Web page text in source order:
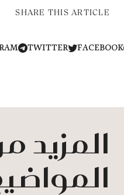
SHARE THIS ARTICLE
TWITTER
المزيد